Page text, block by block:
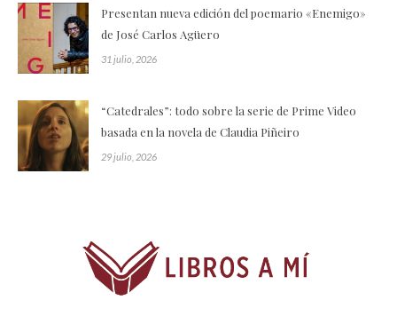
Presentan nueva edición del poemario «Enemigo»
de José Carlos Agüero
31 julio, 2026
“Catedrales”: todo sobre la serie de Prime Video
basada en la novela de Claudia Piñeiro
29 julio, 2026